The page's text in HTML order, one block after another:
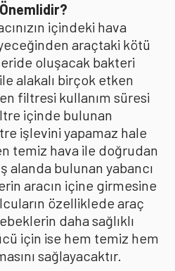
içindeki hava
araçtaki kötü
oluşacak bakteri
alakalı birçok etken
filtresi kullanım süresi
içinde bulunan
işlevini yapamaz hale
temiz hava ile doğrudan
alanda bulunan yabancı
aracın içine girmesine
özelliklede araç
daha sağlıklı
için ise hem temiz hem
sağlayacaktır.